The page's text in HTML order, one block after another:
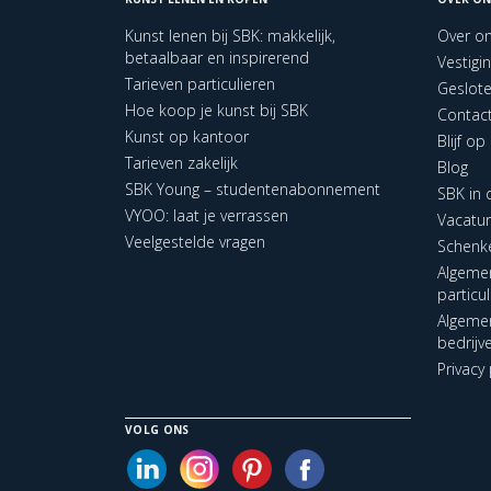
Kunst lenen bij SBK: makkelijk,
betaalbaar en inspirerend
Tarieven particulieren
Hoe koop je kunst bij SBK
Kunst op kantoor
Tarieven zakelijk
SBK Young – studentenabonnement
VYOO: laat je verrassen
Veelgestelde vragen
Over
Blijf op
Blog
SBK in
VOLG ONS